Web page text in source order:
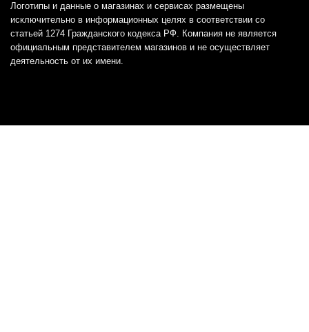
Логотипы и данные о магазинах и сервисах размещены
исключительно в информационных целях в соответствии со
статьей 1274 Гражданского кодекса РФ. Компания не является
официальным представителем магазинов и не осуществляет
деятельность от их имени.